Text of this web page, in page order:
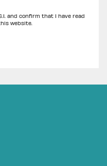
and confirm that I have read
website.